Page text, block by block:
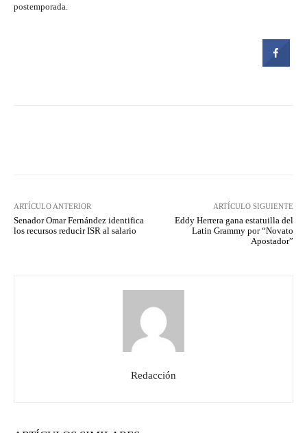
postemporada.
ARTÍCULO ANTERIOR
Senador Omar Fernández identifica
los recursos reducir ISR al salario
ARTÍCULO SIGUIENTE
Eddy Herrera gana estatuilla del
Latin Grammy por “Novato
Apostador”
Redacción